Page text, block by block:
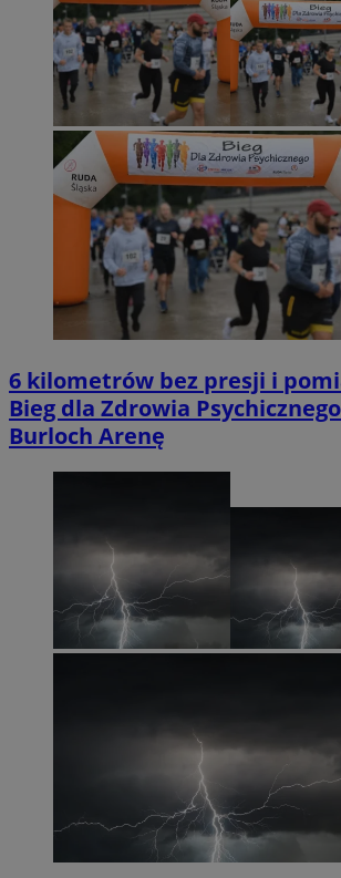
6 kilometrów bez presji i
Bieg dla Zdrowia
Burloch Arenę